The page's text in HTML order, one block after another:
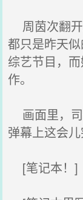
周茵次翻
都只是昨天
综艺节目，
作。
画面里，
弹幕上这会儿
[笔记本！]